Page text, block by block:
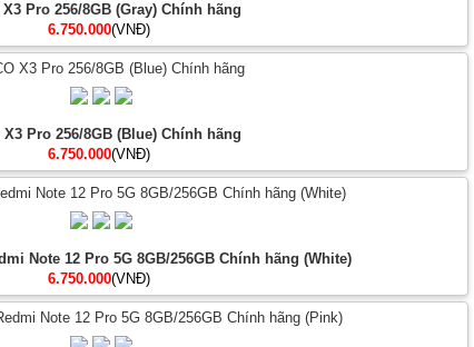
X3 Pro 256/8GB (Gray) Chính hãng
6.750.000(VNĐ)
X3 Pro 256/8GB (Blue) Chính hãng
6.750.000(VNĐ)
Note 12 Pro 5G 8GB/256GB Chính hãng (White)
6.750.000(VNĐ)